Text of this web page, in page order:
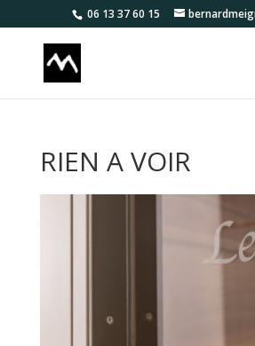
06 13 37 60 15
RIEN A VOIR